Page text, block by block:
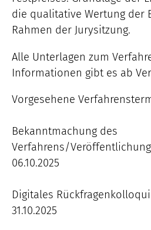
die qualitative Wertung der
Rahmen der Jurysitzung.
Alle Unterlagen zum
Informationen gibt es ab
Vorgesehene
Bekanntmachung des
Verfahrens/
06.10.2025
Digitales
31.10.2025